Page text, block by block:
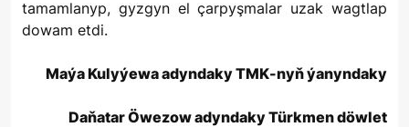
tamamlanyp, gyzgyn el çarpyşmalar uzak wagtlap
dowam etdi.
Maýa Kulyýewa adyndaky TMK-nyň ýanyndaky
Daňatar Öwezow adyndaky Türkmen döwlet